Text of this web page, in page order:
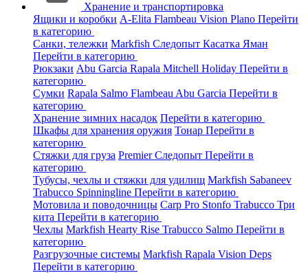
Хранение и транспортировка
Ящики и коробки A-Elita Flambeau Vision Plano Перейти
в категорию
Санки, тележки Markfish Следопыт Касатка Яман
Перейти в категорию
Рюкзаки Abu Garcia Rapala Mitchell Holiday Перейти в
категорию
Сумки Rapala Salmo Flambeau Abu Garcia Перейти в
категорию
Хранение зимних насадок Перейти в категорию
Шкафы для хранения оружия Тонар Перейти в
категорию
Стяжки для груза PremierСледопыт Перейти в
категорию
Тубусы, чехлы и стяжки для удилищ Markfish Sabaneev
Trabucco Spinningline Перейти в категорию
Мотовила и поводочницы Carp Pro Stonfo Trabucco Три
кита Перейти в категорию
Чехлы Markfish Hearty Rise Trabucco Salmo Перейти в
категорию
Разгрузочные системы Markfish Rapala Vision Deps
Перейти в категорию